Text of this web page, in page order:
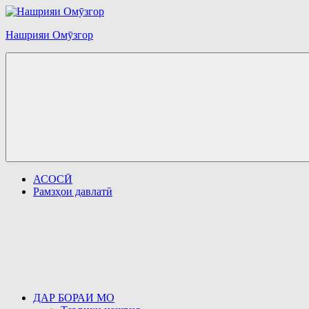
Перейти
содержимому
Нашрияи Омӯзгор
АСОСӢ
Рамзҳои давлатӣ
ДАР БОРАИ МО